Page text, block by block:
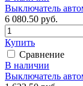
Выключатель
6 080.50 руб.
Купить
Сравнение
В наличии
Выключатель